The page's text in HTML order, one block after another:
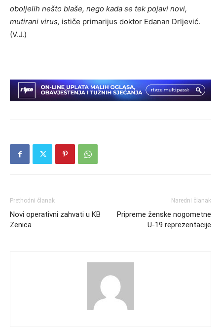
oboljelih nešto blaše, nego kada se tek pojavi novi,
mutirani virus, ističe primarijus doktor Edanan Drljević.
(V.J.)
Prethodni članak
Novi operativni zahvati u KB
Zenica
Naredni članak
Pripreme ženske nogometne
U-19 reprezentacije